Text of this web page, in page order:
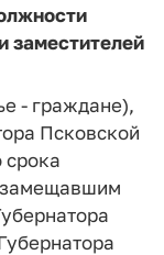
заместителей
- граждане),
Псковской
срока
замещавшим